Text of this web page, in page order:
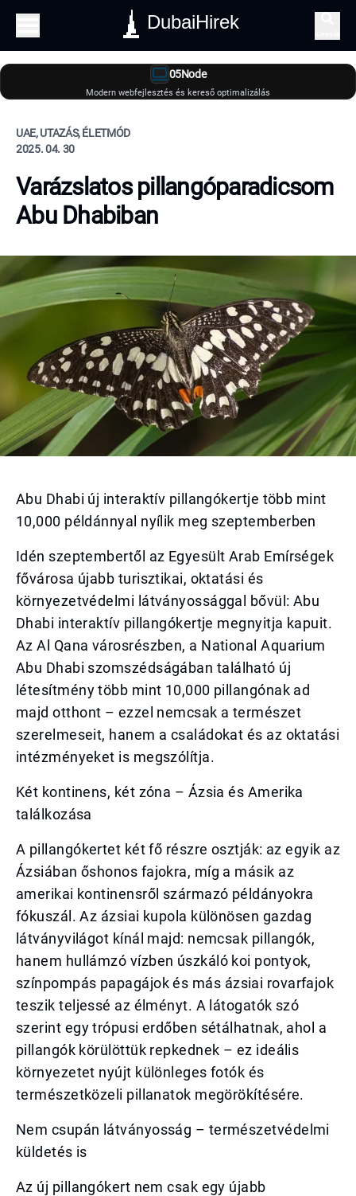
DubaiHirek
05Node
Modern webfejlesztés és kereső optimalizálás
UAE, UTAZÁS, ÉLETMÓD
2025. 04. 30
Varázslatos pillangóparadicsom
Abu Dhabiban
Abu Dhabi új interaktív pillangókertje több mint
10,000 példánnyal nyílik meg szeptemberben
Idén szeptembertől az Egyesült Arab Emírségek
fővárosa újabb turisztikai, oktatási és
környezetvédelmi látványossággal bővül: Abu
Dhabi interaktív pillangókertje megnyitja kapuit.
Az Al Qana városrészben, a National Aquarium
Abu Dhabi szomszédságában található új
létesítmény több mint 10,000 pillangónak ad
majd otthont – ezzel nemcsak a természet
szerelmeseit, hanem a családokat és az oktatási
intézményeket is megszólítja.
Két kontinens, két zóna – Ázsia és Amerika
találkozása
A pillangókertet két fő részre osztják: az egyik az
Ázsiában őshonos fajokra, míg a másik az
amerikai kontinensről származó példányokra
fókuszál. Az ázsiai kupola különösen gazdag
látványvilágot kínál majd: nemcsak pillangók,
hanem hullámzó vízben úszkáló koi pontyok,
színpompás papagájok és más ázsiai rovarfajok
teszik teljessé az élményt. A látogatók szó
szerint egy trópusi erdőben sétálhatnak, ahol a
pillangók körülöttük repkednek – ez ideális
környezetet nyújt különleges fotók és
természetközeli pillanatok megörökítésére.
Nem csupán látványosság – természetvédelmi
küldetés is
Az új pillangókert nem csak egy újabb